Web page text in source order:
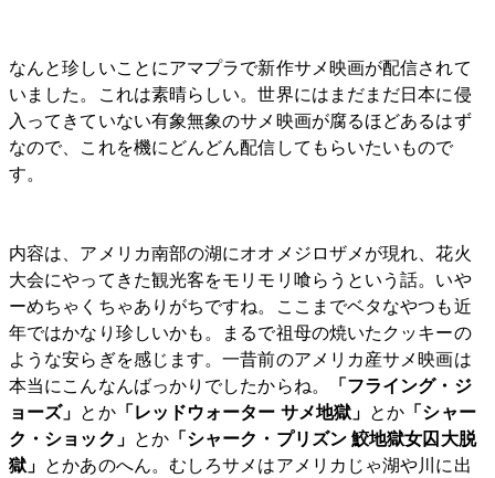
なんと珍しいことにアマプラで新作サメ映画が配信されて
いました。これは素晴らしい。世界にはまだまだ日本に侵
入ってきていない有象無象のサメ映画が腐るほどあるはず
なので、これを機にどんどん配信してもらいたいもので
す。
内容は、アメリカ南部の湖にオオメジロザメが現れ、花火
大会にやってきた観光客をモリモリ喰らうという話。いや
ーめちゃくちゃありがちですね。ここまでベタなやつも近
年ではかなり珍しいかも。まるで祖母の焼いたクッキーの
ような安らぎを感じます。一昔前のアメリカ産サメ映画は
本当にこんなんばっかりでしたからね。
「フライング・ジ
ョーズ」 とか「レッドウォーター サメ地獄」 とか 「シャー
ク・ショック」 とか「シャーク・プリズン 鮫地獄女囚大脱
獄」 とかあのへん。むしろサメはアメリカじゃ湖や川に出